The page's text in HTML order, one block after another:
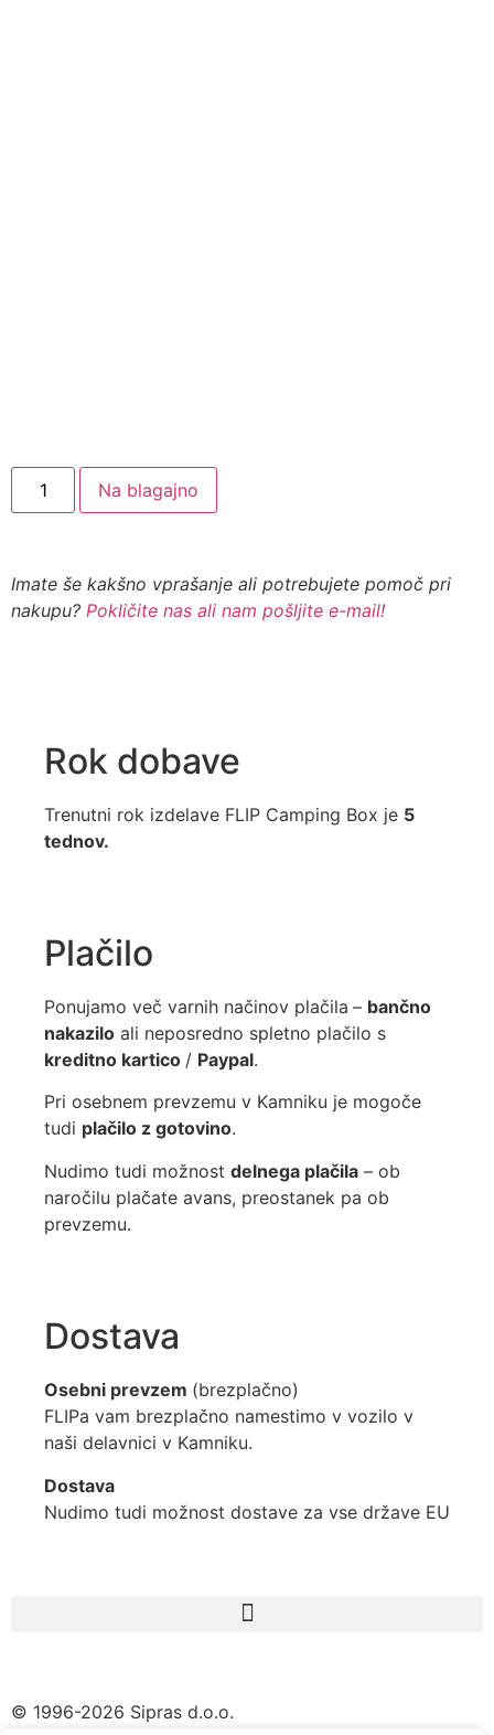
Na blagajno
Imate še kakšno vprašanje ali potrebujete pomoč pri
nakupu? Pokličite nas ali nam pošljite e-mail!
Rok dobave
Trenutni rok izdelave FLIP Camping Box je 5
tednov.
Plačilo
Ponujamo več varnih načinov plačila – bančno
nakazilo ali neposredno spletno plačilo s
kreditno kartico / Paypal.
Pri osebnem prevzemu v Kamniku je mogoče
tudi plačilo z gotovino.
Nudimo tudi možnost delnega plačila – ob
naročilu plačate avans, preostanek pa ob
prevzemu.
Dostava
Osebni prevzem (brezplačno)
FLIPa vam brezplačno namestimo v vozilo v
naši delavnici v Kamniku.
Dostava
Nudimo tudi možnost dostave za vse države EU
© 1996-2026 Sipras d.o.o.